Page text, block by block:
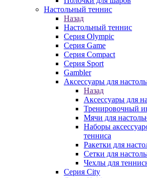
Настольный теннис
Назад
Настольный теннис
Серия Olympic
Серия Game
Серия Compact
Серия Sport
Gambler
Аксессуары для
Назад
Аксессуары для
Тренировочный
Мячи для
Наборы
тенниса
Ракетки для
Сетки для
Чехлы для
Серия City